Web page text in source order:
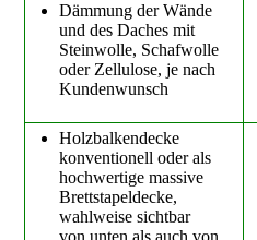
Dämmung der Wände
und des Daches mit
Steinwolle, Schafwolle
oder Zellulose, je nach
Kundenwunsch
Holzbalkendecke
konventionell oder als
hochwertige massive
Brettstapeldecke,
wahlweise sichtbar